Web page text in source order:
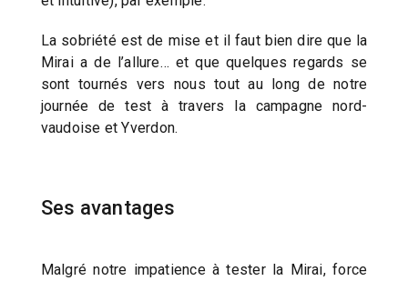
La sobriété est de mise et il faut bien dire que la
Mirai a de l’allure… et que quelques regards se
sont tournés vers nous tout au long de notre
journée de test à travers la campagne nord-
vaudoise et Yverdon.
Ses avantages
Malgré notre impatience à tester la Mirai, force